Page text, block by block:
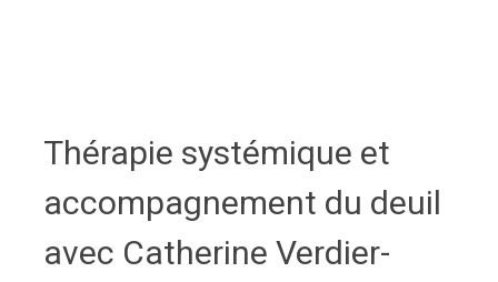
Thérapie systémique et
accompagnement du deuil
avec Catherine Verdier-